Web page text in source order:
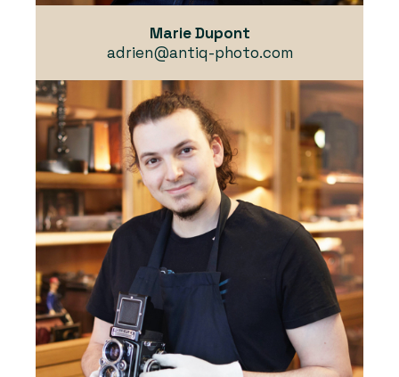
Marie Dupont
adrien@antiq-photo.com